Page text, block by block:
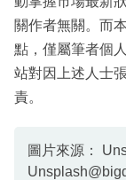
關作者無關。而
點，僅屬筆者個
站對因上述人士
責。
圖片來源：